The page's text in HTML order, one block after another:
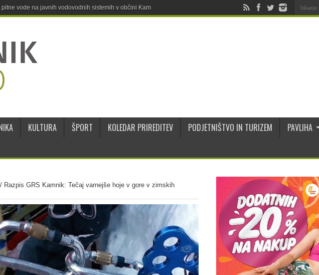
vode na javnih vodovodnih sistemih v občini Kamnik
KULTURA ŠPORT KOLEDAR PRIREDITEV PODJETNIŠTVO IN TURIZEM
PAVLIHA
Razpis GRS Kamnik: Tečaj varnejše hoje v gore v zimskih